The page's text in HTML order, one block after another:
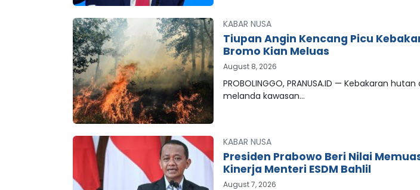
KABAR NUSA
Tiupan Angin Kencang Picu
Bromo Kian Meluas
August 8, 2026
PROBOLINGGO, PRANUSA.ID — Kebakaran
melanda kawasan…
KABAR NUSA
Presiden Prabowo Beri Nilai
Kinerja Menteri ESDM Bahlil
August 7, 2026